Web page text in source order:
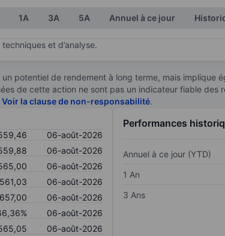
1A 3A 5A Annuel à ce jour
et d’analyse.
potentiel de rendement à long terme, mais implique
de cette action ne sont pas un indicateur fiable des
Voir la clause de non-responsabilité.
06-août-2026
06-août-2026
06-août-2026
561,03
06-août-2026
06-août-2026
06-août-2026
06-août-2026
Performances
Annuel à ce jour (YTD)
1 An
3 Ans